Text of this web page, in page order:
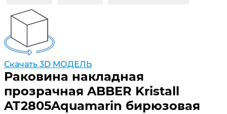
Скачать 3D МОДЕЛЬ
Раковина накладная
прозрачная ABBER Kristall
AT2805Aquamarin бирюзовая